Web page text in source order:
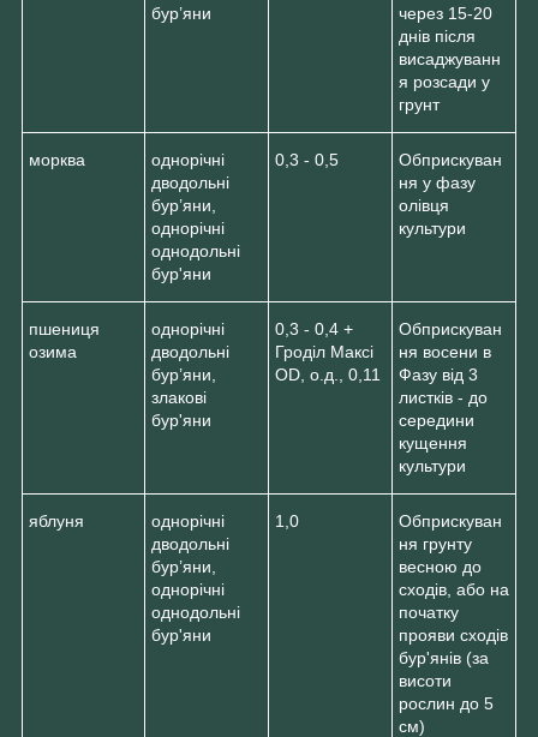
бур’яни
через 15-20
днів після
висаджуванн
я розсади у
грунт
морква
однорічні
дводольні
бур’яни,
однорічні
однодольні
бур'яни
0,3 - 0,5
Обприскуван
ня у фазу
олівця
культури
пшениця
озима
однорічні
дводольні
бур’яни,
злакові
бур'яни
0,3 - 0,4 +
Гроділ Максі
ОD, о.д., 0,11
Обприскуван
ня восени в
Фазу від 3
листків - до
середини
кущення
культури
яблуня
однорічні
дводольні
бур’яни,
однорічні
однодольні
бур'яни
1,0
Обприскуван
ня грунту
весною до
сходів, або на
початку
прояви сходів
бур'янів (за
висоти
рослин до 5
см)